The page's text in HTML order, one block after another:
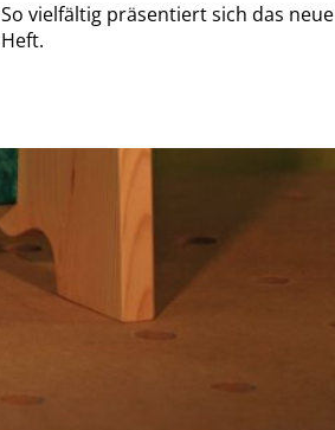
So vielfältig präsentiert sich das neue
Heft.